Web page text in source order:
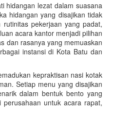
hidangan lezat dalam suasana
hidangan yang disajikan tidak
pekerjaan yang padat,
acara kantor menjadi pilihan
dan rasanya yang memuaskan
instansi di Kota Batu dan
kepraktisan nasi kotak
Setiap menu yang disajikan
dalam bentuk bento yang
untuk acara rapat,